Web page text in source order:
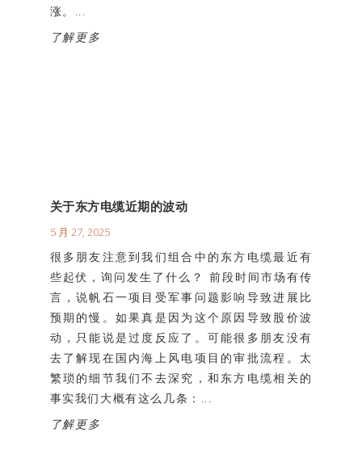
涨。...
了解更多
关于东方电缆近期的波动
5 月 27, 2025
很多朋友注意到我们组合中的东方电缆最近有
些起伏，询问发生了什么？ 前段时间市场有传
言，说帆石一项目受军事问题影响导致进展比
预期的慢。如果真是因为这个原因导致股价波
动，只能说是过度反应了。可能很多朋友没有
去了解现在国内海上风电项目的审批流程。太
繁琐的细节我们不去深究，和东方电缆相关的
事实我们大概有这么几条：...
了解更多